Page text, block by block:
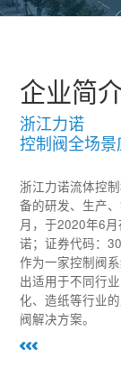
企业简
浙江力诺
控制阀全场
浙江力诺流体控
备的研发、生产
月，于2020年6
诺；证券代码：
作为一家控制阀
出适用于不同行
化、造纸等行业
阀解决方案。